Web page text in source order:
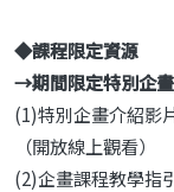
◆課程限定資源
→期間限定特別企
(1)特別企畫介紹影
（開放線上觀看）
(2)企畫課程教學指